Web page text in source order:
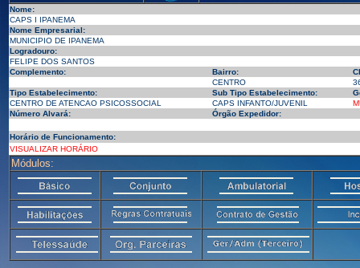
Nome:
CAPS I IPANEMA
Nome Empresarial:
MUNICIPIO DE IPANEMA
Logradouro:
FELIPE DOS SANTOS
Complemento:
Bairro:
CENTRO
Tipo Estabelecimento:
Sub Tipo Estabelecimento:
CENTRO DE ATENCAO PSICOSSOCIAL
CAPS INFANTO/JUVENIL
Número Alvará:
Órgão Expedidor:
Horário de Funcionamento:
VISUALIZAR HORÁRIO
Módulos: